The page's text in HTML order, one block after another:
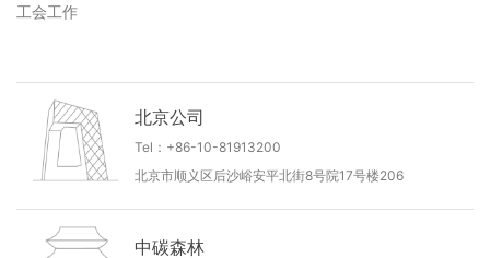
工会工作
北京公司
Tel：+86-10-81913200
北京市顺义区后沙峪安平北街8号院17号楼206
中碳森林